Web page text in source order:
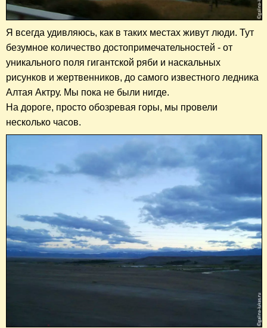
Я всегда удивляюсь, как в таких местах живут люди. Тут
безумное количество достопримечательностей - от
уникального поля гигантской ряби и наскальных
рисунков и жертвенников, до самого известного ледника
Алтая Актру. Мы пока не были нигде.
На дороге, просто обозревая горы, мы провели
несколько часов.